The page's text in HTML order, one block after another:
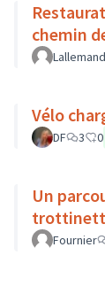
chemin
Lallemand
Vélo
DF 3 0
Un
Fournier